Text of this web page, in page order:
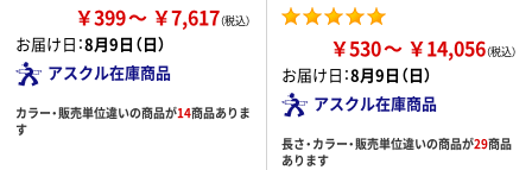
￥399 ￥7,617
お届け日：8月9日（日）
アスクル在庫商品
カラー・販売単位違いの商品が14商品ありま
す
￥530 ￥14,056
お届け日：8月9日（日）
アスクル在庫商品
長さ・カラー・販売単位違いの商品が29商品
あります